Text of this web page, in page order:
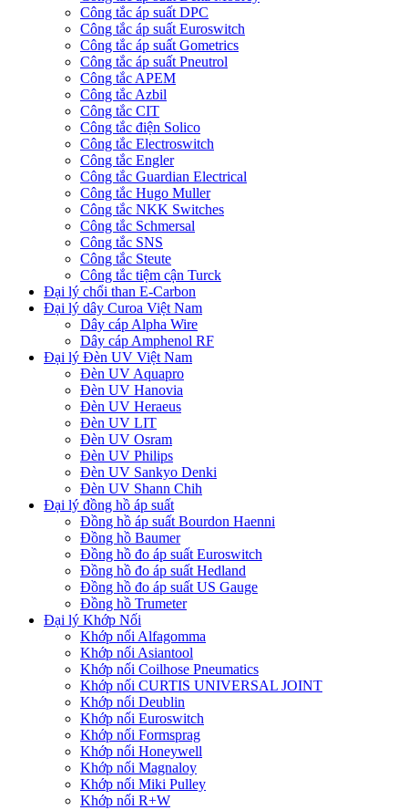
Công tắc áp suất DPC
Công tắc áp suất Euroswitch
Công tắc áp suất Gometrics
Công tắc áp suất Pneutrol
Công tắc APEM
Công tắc Azbil
Công tắc CIT
Công tắc điện Solico
Công tắc Electroswitch
Công tắc Engler
Công tắc Guardian Electrical
Công tắc Hugo Muller
Công tắc NKK Switches
Công tắc Schmersal
Công tắc SNS
Công tắc Steute
Công tắc tiệm cận Turck
Đại lý chổi than E-Carbon
Đại lý dây Curoa Việt Nam
Dây cáp Alpha Wire
Dây cáp Amphenol RF
Đại lý Đèn UV Việt Nam
Đèn UV Aquapro
Đèn UV Hanovia
Đèn UV Heraeus
Đèn UV LIT
Đèn UV Osram
Đèn UV Philips
Đèn UV Sankyo Denki
Đèn UV Shann Chih
Đại lý đồng hồ áp suất
Đồng hồ áp suất Bourdon Haenni
Đồng hồ Baumer
Đồng hồ đo áp suất Euroswitch
Đồng hồ đo áp suất Hedland
Đồng hồ đo áp suất US Gauge
Đồng hồ Trumeter
Đại lý Khớp Nối
Khớp nối Alfagomma
Khớp nối Asiantool
Khớp nối Coilhose Pneumatics
Khớp nối CURTIS UNIVERSAL JOINT
Khớp nối Deublin
Khớp nối Euroswitch
Khớp nối Formsprag
Khớp nối Honeywell
Khớp nối Magnaloy
Khớp nối Miki Pulley
Khớp nối R+W